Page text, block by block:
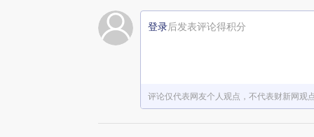
登录后发表评论得积分
评论仅代表网友个人观点，不代表财新网观